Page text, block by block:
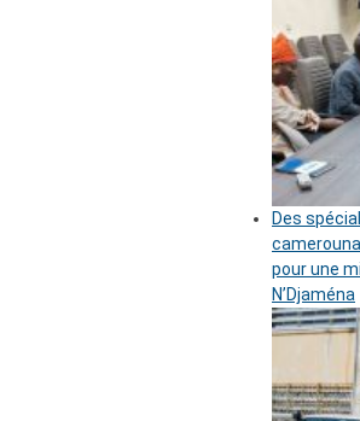
Des
pour une
N’Djaména